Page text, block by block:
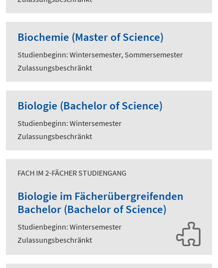
Biochemie (Master of Science)
Studienbeginn: Wintersemester, Sommersemester
Zulassungsbeschränkt
Biologie (Bachelor of Science)
Studienbeginn: Wintersemester
Zulassungsbeschränkt
FACH IM 2-FÄCHER STUDIENGANG
Biologie im Fächerübergreifenden
Bachelor (Bachelor of Science)
Studienbeginn: Wintersemester
Zulassungsbeschränkt